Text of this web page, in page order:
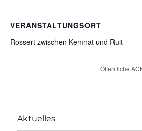
VERANSTALTUNGSORT
Rossert zwischen Kemnat und Ruit
Öffentliche
Aktuelles